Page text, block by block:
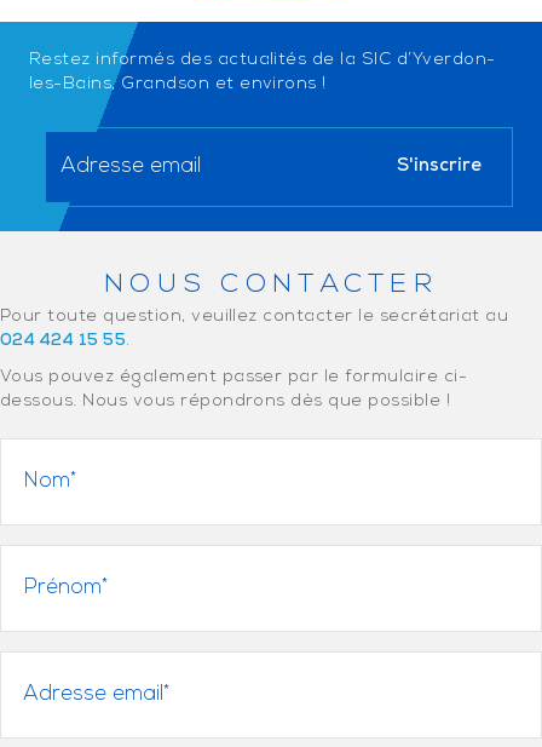
Restez informés des actualités de la SIC d’Yverdon-
les-Bains, Grandson et environs !
NOUS CONTACTER
Pour toute question, veuillez contacter le secrétariat au
024 424 15 55.
Vous pouvez également passer par le formulaire ci-
dessous. Nous vous répondrons dès que possible !